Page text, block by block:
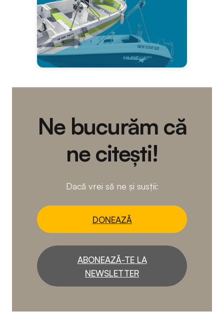
Ne bucurăm că
ne citești!
Dacă vrei să ne și susții:
DONEAZĂ
ABONEAZĂ-TE LA
NEWSLETTER